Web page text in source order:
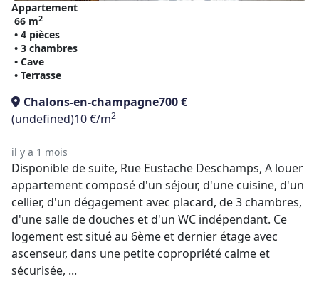
Appartement
66 m2
• 4 pièces
• 3 chambres
• Cave
• Terrasse
Chalons-en-champagne700 €
(undefined)10 €/m2
il y a 1 mois
Disponible de suite, Rue Eustache Deschamps, A louer
appartement composé d'un séjour, d'une cuisine, d'un
cellier, d'un dégagement avec placard, de 3 chambres,
d'une salle de douches et d'un WC indépendant. Ce
logement est situé au 6ème et dernier étage avec
ascenseur, dans une petite copropriété calme et
sécurisée, ...